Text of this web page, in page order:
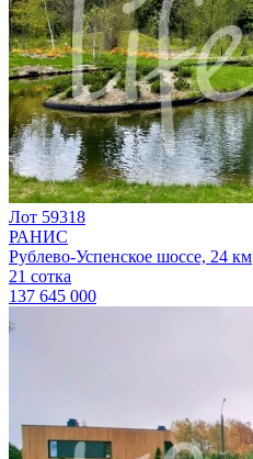
Лот 59318
РАНИС
Рублево-Успенское шоссе, 24 км
21 сотка
137 645 000